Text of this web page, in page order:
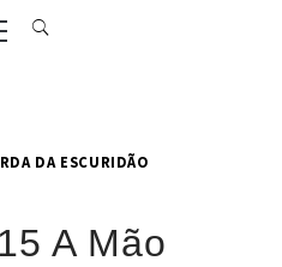
Primary
DA ESCURIDÃO
A Mão